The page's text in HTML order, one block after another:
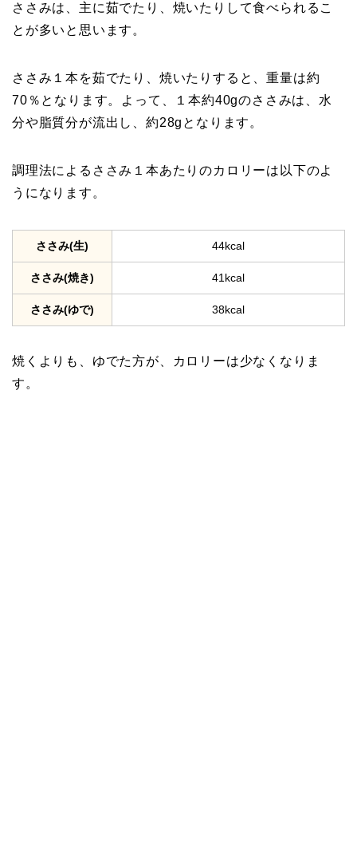
ささみは、主に茹でたり、焼いたりして食べられるこ
とが多いと思います。
ささみ１本を茹でたり、焼いたりすると、重量は約
70％となります。よって、１本約40gのささみは、水
分や脂質分が流出し、約28gとなります。
調理法によるささみ１本あたりのカロリーは以下のよ
うになります。
ささみ(生) 44kcal
ささみ(焼き) 41kcal
ささみ(ゆで) 38kcal
焼くよりも、ゆでた方が、カロリーは少なくなりま
す。